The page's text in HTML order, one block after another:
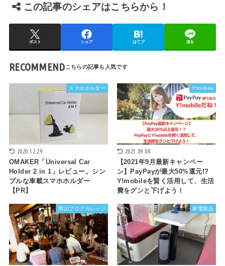
この記事のシェアはこちらから！
ポスト シェア はてブ 送る
RECOMMEND
スマホホルダー
2020.12.29
OMAKER「Universal Car
Holder 2 in 1」レビュー。シン
プルな車載スマホホルダー
【PR】
Y!mobile
2021.09.08
【2021年9月最新キャンペー
ン】PayPayが最大50%還元!?
Y!mobileを賢く活用して、生活
費をグンと下げよう！
岡山ブログカレッジ 家電製品